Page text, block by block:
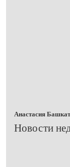
Анастасия
​Новости